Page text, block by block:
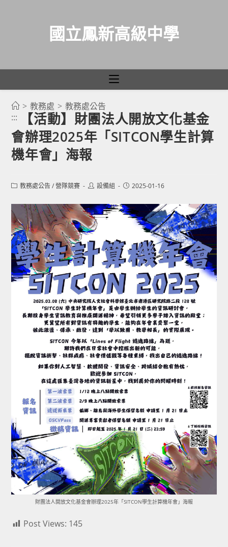
國立鳳新高級中學
> 教務處 > 教務處公告
:::
【活動】財團法人開放文化基金
會辦理2025年「SITCON學生計算
機年會」海報
Post教務處公告 / 營隊競賽
Post設備組
Post2025-01-16
財團法人開放文化基金會辦理2025年「SITCON學生計算機年會」海報
Post Views: 145